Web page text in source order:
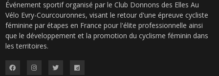
Événement sportif organisé par le Club Donnons des Elles Au
Vélo Evry-Courcouronnes, visant le retour d'une épreuve cycliste
féminine par étapes en France pour l'élite professionnelle ainsi
que le développement et la promotion du cyclisme féminin dans
les territoires.